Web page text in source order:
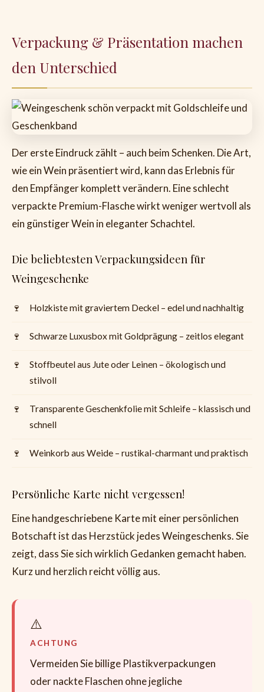
Verpackung & Präsentation machen
den Unterschied
Der erste Eindruck zählt – auch beim Schenken. Die Art,
wie ein Wein präsentiert wird, kann das Erlebnis für
den Empfänger komplett verändern. Eine schlecht
verpackte Premium-Flasche wirkt weniger wertvoll als
ein günstiger Wein in eleganter Schachtel.
Die beliebtesten Verpackungsideen für
Weingeschenke
Holzkiste mit graviertem Deckel – edel und nachhaltig
Schwarze Luxusbox mit Goldprägung – zeitlos elegant
Stoffbeutel aus Jute oder Leinen – ökologisch und
stilvoll
Transparente Geschenkfolie mit Schleife – klassisch und
schnell
Weinkorb aus Weide – rustikal-charmant und praktisch
Persönliche Karte nicht vergessen!
Eine handgeschriebene Karte mit einer persönlichen
Botschaft ist das Herzstück jedes Weingeschenks. Sie
zeigt, dass Sie sich wirklich Gedanken gemacht haben.
Kurz und herzlich reicht völlig aus.
ACHTUNG
Vermeiden Sie billige Plastikverpackungen
oder nackte Flaschen ohne jegliche